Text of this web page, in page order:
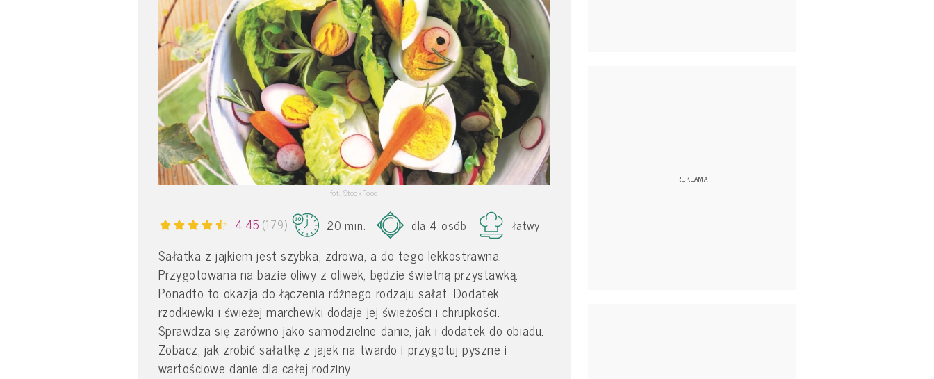
fot. StockFood
4.45 (179) 20 min. dla 4 osób łatwy
Sałatka z jajkiem jest szybka, zdrowa, a do tego lekkostrawna.
Przygotowana na bazie oliwy z oliwek, będzie świetną przystawką.
Ponadto to okazja do łączenia różnego rodzaju sałat. Dodatek
rzodkiewki i świeżej marchewki dodaje jej świeżości i chrupkości.
Sprawdza się zarówno jako samodzielne danie, jak i dodatek do obiadu.
Zobacz, jak zrobić sałatkę z jajek na twardo i przygotuj pyszne i
wartościowe danie dla całej rodziny.